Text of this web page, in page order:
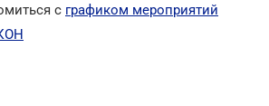
с графиком мероприятий